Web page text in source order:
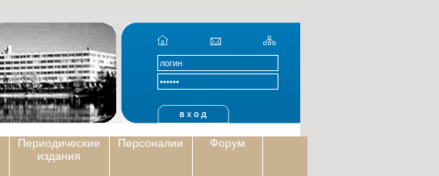
Периодические
издания
Персоналии Форум